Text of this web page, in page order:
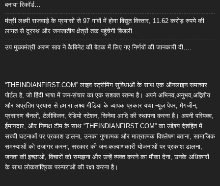
बनाया रिकॉर्ड…
मंत्री लक्ष्मी राजवाड़े के प्रयासों से 97 गांवों में होगा विद्युत विस्तार, 11.62 करोड़ रुपये की
लागत से दूरस्थ और जनजातीय क्षेत्रों तक पहुंचेगी बिजली…
उप मुख्यमंत्री अरुण साव ने कैबिनेट की बैठक में लिए गए निर्णयों की जानकारी दी….
“THEINDIANFIRST.COM” लाइव स्ट्रीमिंग सुविधाओं के साथ एक ऑनलाइन समाचार
पोर्टल है, जो हिंदी भाषा में जन-संचार का एक सशक्त स्तम्भ है। अपने अभिनव,अनुभव,अद्वितीय
और अप्रतिम प्रयास से हमारा लक्ष्य मीडिया के व्यापक प्रकार यथा न्यूज़ पेपर, मैगजीन,
प्रसारण चैनलों, टेलीविजन, रेडियो स्टेशन, सिनेमा आदि की स्थापना करना है। अपनी परिपक्व,
ईमानदार, और निष्पक्ष टीम के साथ “THEINDIANFIRST.COM” का उद्देश्य देशहित में
सच्ची घटनाओं पर प्रकाश डालना, उनका गुणात्मक और मात्रात्मक विश्लेषण बताना, सामाजिक
समस्याओं को उजागर करना, सरकार की जन-कल्याणकारी योजनाओं पर प्रकाश डालना,
जनता की इच्छाओं, विचारों को समझना और उन्हें व्यक्त करने का मौका देना, उनके अधिकारों
के साथ लोकतांत्रिक परम्पराओं की रक्षा करना है।